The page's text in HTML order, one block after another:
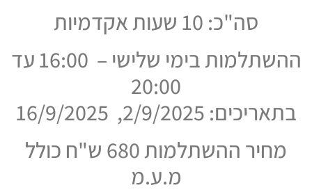
סה"כ: 10 שעות אקדמיות
ההשתלמות בימי שלישי – 16:00 עד
20:00
בתאריכים: 2/9/2025, 16/9/2025
מחיר ההשתלמות 680 ש"ח כולל
מ.ע.מ